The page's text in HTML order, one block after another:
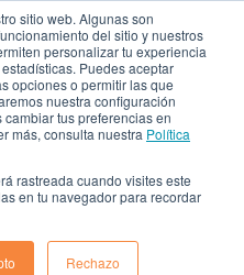
sitio web. Algunas son
del sitio y nuestros
personalizar tu experiencia
Puedes aceptar
opciones o permitir las que
nuestra configuración
tus preferencias en
más, consulta nuestra Política
rastreada cuando visites este
en tu navegador para recordar
Rechazo
de datos